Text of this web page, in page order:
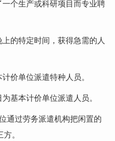
个生产或科研项目而专业聘
的特定时间，获得急需的人
价单位派遣特种人员。
基本计价单位派遣人员。
通过劳务派遣机构把闲置的
。